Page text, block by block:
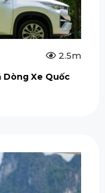
2.5m
Dòng Xe Quốc